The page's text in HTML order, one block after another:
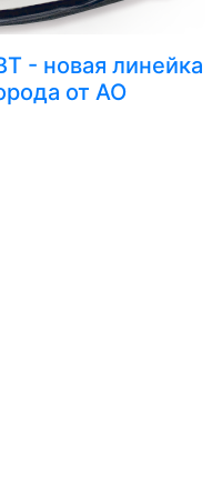
новая линейка
от АО